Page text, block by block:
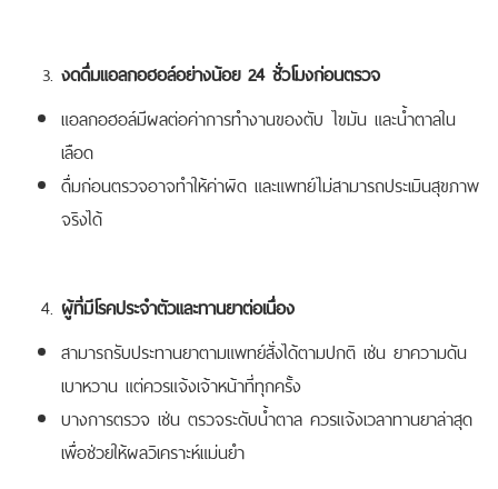
งดดื่มแอลกอฮอล์อย่างน้อย 24 ชั่วโมงก่อนตรวจ
แอลกอฮอล์มีผลต่อค่าการทำงานของตับ ไขมัน และน้ำตาลใน
เลือด
ดื่มก่อนตรวจอาจทำให้ค่าผิด และแพทย์ไม่สามารถประเมินสุขภาพ
จริงได้
ผู้ที่มีโรคประจำตัวและทานยาต่อเนื่อง
สามารถรับประทานยาตามแพทย์สั่งได้ตามปกติ เช่น ยาความดัน
เบาหวาน แต่ควรแจ้งเจ้าหน้าที่ทุกครั้ง
บางการตรวจ เช่น ตรวจระดับน้ำตาล ควรแจ้งเวลาทานยาล่าสุด
เพื่อช่วยให้ผลวิเคราะห์แม่นยำ